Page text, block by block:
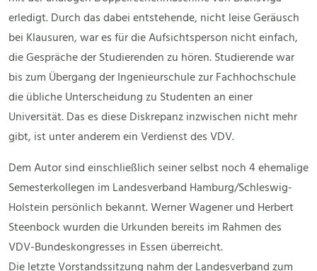
erledigt. Durch das dabei entstehende, nicht leise Geräusch
bei Klausuren, war es für die Aufsichtsperson nicht einfach,
die Gespräche der Studierenden zu hören. Studierende war
bis zum Übergang der Ingenieurschule zur Fachhochschule
die übliche Unterscheidung zu Studenten an einer
Universität. Das es diese Diskrepanz inzwischen nicht mehr
gibt, ist unter anderem ein Verdienst des VDV.
Dem Autor sind einschließlich seiner selbst noch 4 ehemalige
Semesterkollegen im Landesverband Hamburg/Schleswig-
Holstein persönlich bekannt. Werner Wagener und Herbert
Steenbock wurden die Urkunden bereits im Rahmen des
VDV-Bundeskongresses in Essen überreicht.